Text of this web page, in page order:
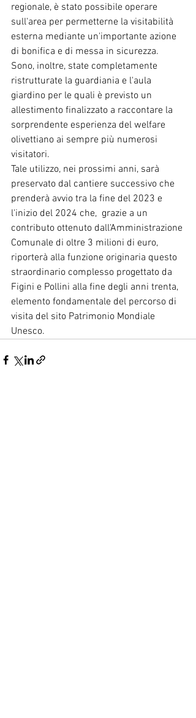
regionale, è stato possibile operare
sull'area per permetterne la visitabilità
esterna mediante un'importante azione
di bonifica e di messa in sicurezza.
Sono, inoltre, state completamente
ristrutturate la guardiania e l'aula
giardino per le quali è previsto un
allestimento finalizzato a raccontare la
sorprendente esperienza del welfare
olivettiano ai sempre più numerosi
visitatori.
Tale utilizzo, nei prossimi anni, sarà
preservato dal cantiere successivo che
prenderà avvio tra la fine del 2023 e
l'inizio del 2024 che,  grazie a un
contributo ottenuto dall'Amministrazione
Comunale di oltre 3 milioni di euro,
riporterà alla funzione originaria questo
straordinario complesso progettato da
Figini e Pollini alla fine degli anni trenta,
elemento fondamentale del percorso di
visita del sito Patrimonio Mondiale
Unesco.